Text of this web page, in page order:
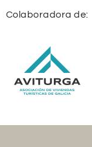
Colaboradora de: